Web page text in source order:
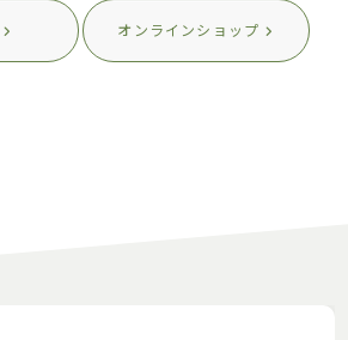
オンラインショップ